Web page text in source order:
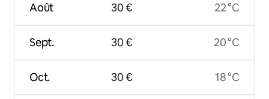
Août
Sept.
Oct.
30 €
30 €
30 €
22 °C
20 °C
18 °C